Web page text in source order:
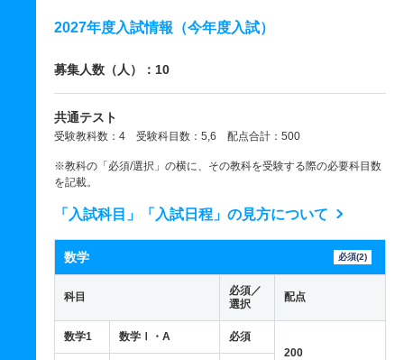
2027年度入試情報（今年度入試）
募集人数（人）：10
共通テスト
受験教科数：4 受験科目数：5,6 配点合計：500
※教科の「必須/選択」の横に、その教科を受験する際の必要科目数
を記載。
「入試科目」「入試日程」の見方について
数学 必須(2)
科目
必須／
選択
配点
数学1 数学Ⅰ・A
必須
200